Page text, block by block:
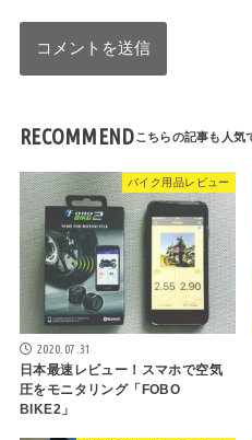
RECOMMEND
バイク用品レビュー
2020.07.31
日本最速レビュー！スマホで空気
圧をモニタリング「FOBO
BIKE2」